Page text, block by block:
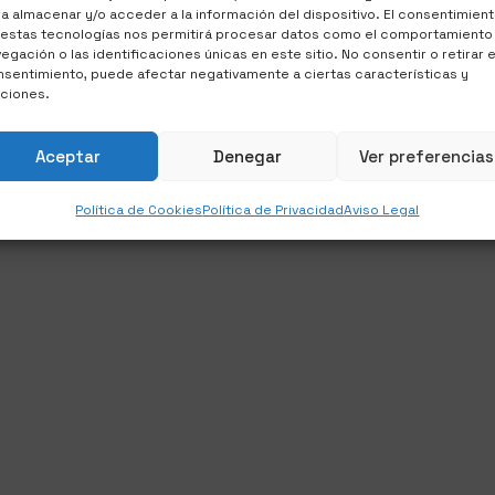
almacenar y/o acceder a la información del dispositivo. El
tecnologías nos permitirá procesar datos como el comportamiento
o las identificaciones únicas en este sitio. No consentir o retirar
puede afectar negativamente a ciertas características y
Aceptar Denegar Ver preferencias
Política de CookiesPolítica de PrivacidadAviso Legal